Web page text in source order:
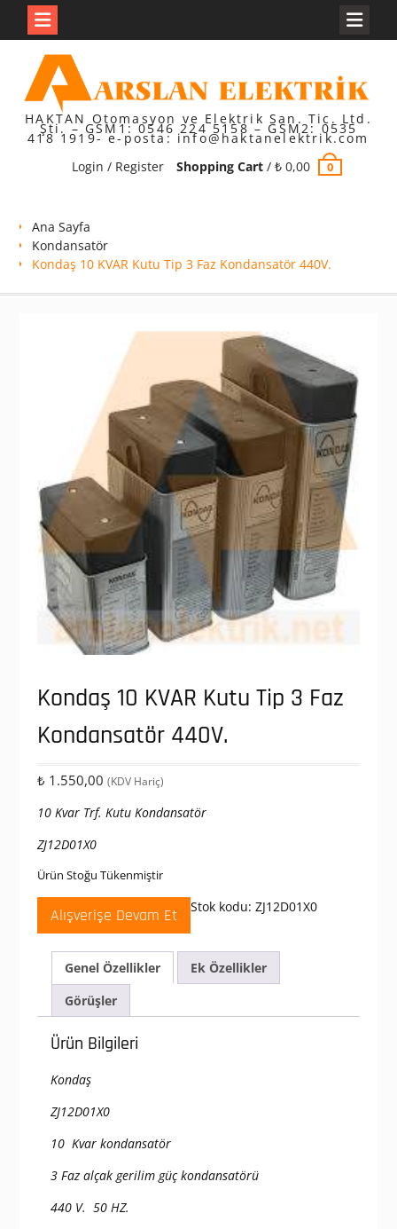
content
HAKTAN Otomasyon ve Elektrik San. Tic. Ltd.
Şti. – GSM1: 0546 224 5158 – GSM2: 0535
418 1919- e-posta: info@haktanelektrik.com
Login / Register
Shopping Cart/ ₺0,00 0
Ana Sayfa
Kondansatör
Kondaş 10 KVAR Kutu Tip 3 Faz Kondansatör 440V.
Kondaş 10 KVAR Kutu Tip 3 Faz
Kondansatör 440V.
₺ 1.550,00 (KDV Hariç)
10 Kvar Trf. Kutu Kondansatör
ZJ12D01X0
Ürün Stoğu Tükenmiştir
Alışverişe Devam Et Stok kodu: ZJ12D01X0
Genel Özellikler
Ek Özellikler
Görüşler
Ürün Bilgileri
Kondaş
ZJ12D01X0
10 Kvar kondansatör
3 Faz alçak gerilim güç kondansatörü
440 V. 50 HZ.